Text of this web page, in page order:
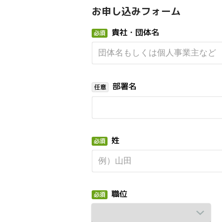
お申し込みフォーム
貴社・団体名
部署名
姓
職位